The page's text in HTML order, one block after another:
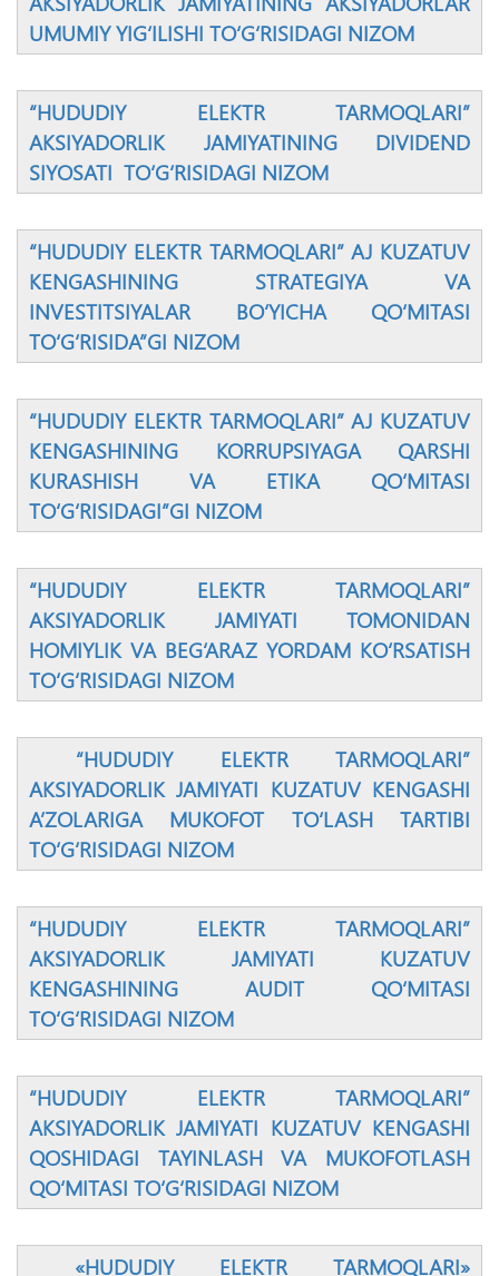
UMUMIY YIG‘ILISHI TО‘G‘RISIDAGI NIZOM
“HUDUDIY ELEKTR TARMOQLARI”
AKSIYADORLIK JAMIYATINING DIVIDEND
SIYOSATI TО‘G‘RISIDAGI NIZOM
“HUDUDIY ELEKTR TARMOQLARI” AJ KUZATUV
KENGASHINING STRATEGIYA VA
INVESTITSIYALAR BО‘YICHA QО‘MITASI
TО‘G‘RISIDA”GI NIZOM
“HUDUDIY ELEKTR TARMOQLARI” AJ KUZATUV
KENGASHINING KORRUPSIYAGA QARSHI
KURASHISH VA ETIKA QО‘MITASI
TО‘G‘RISIDAGI”GI NIZOM
“HUDUDIY ELEKTR TARMOQLARI”
AKSIYADORLIK JAMIYATI TOMONIDAN
HOMIYLIK VA BEG‘ARAZ YORDAM KО‘RSATISH
TО‘G‘RISIDAGI NIZOM
“HUDUDIY ELEKTR TARMOQLARI”
AKSIYADORLIK JAMIYATI KUZATUV KENGASHI
A’ZOLARIGA MUKOFOT TО‘LASH TARTIBI
TО‘G‘RISIDAGI NIZOM
“HUDUDIY ELEKTR TARMOQLARI”
AKSIYADORLIK JAMIYATI KUZATUV
KENGASHINING AUDIT QО‘MITASI
TО‘G‘RISIDAGI NIZOM
“HUDUDIY ELEKTR TARMOQLARI”
AKSIYADORLIK JAMIYATI KUZATUV KENGASHI
QOSHIDAGI TAYINLASH VA MUKOFOTLASH
QО‘MITASI TО‘G‘RISIDAGI NIZOM
«HUDUDIY ELEKTR TARMOQLARI»